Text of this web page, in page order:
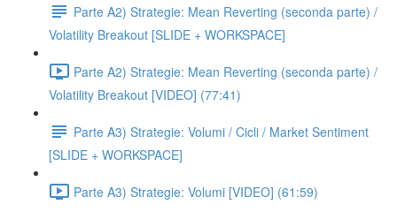
Parte A2) Strategie: Mean Reverting (seconda parte) /
Volatility Breakout [SLIDE + WORKSPACE]
Parte A2) Strategie: Mean Reverting (seconda parte) /
Volatility Breakout [VIDEO] (77:41)
Parte A3) Strategie: Volumi / Cicli / Market Sentiment
[SLIDE + WORKSPACE]
Parte A3) Strategie: Volumi [VIDEO] (61:59)